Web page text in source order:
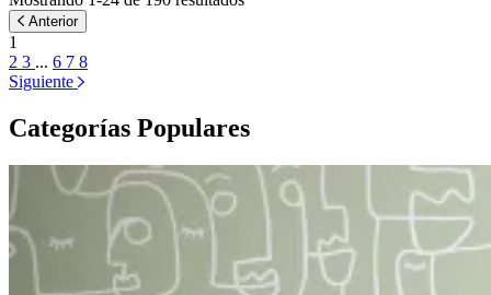
Anterior
1
2 3 ... 6 7 8
Siguiente
Categorías Populares